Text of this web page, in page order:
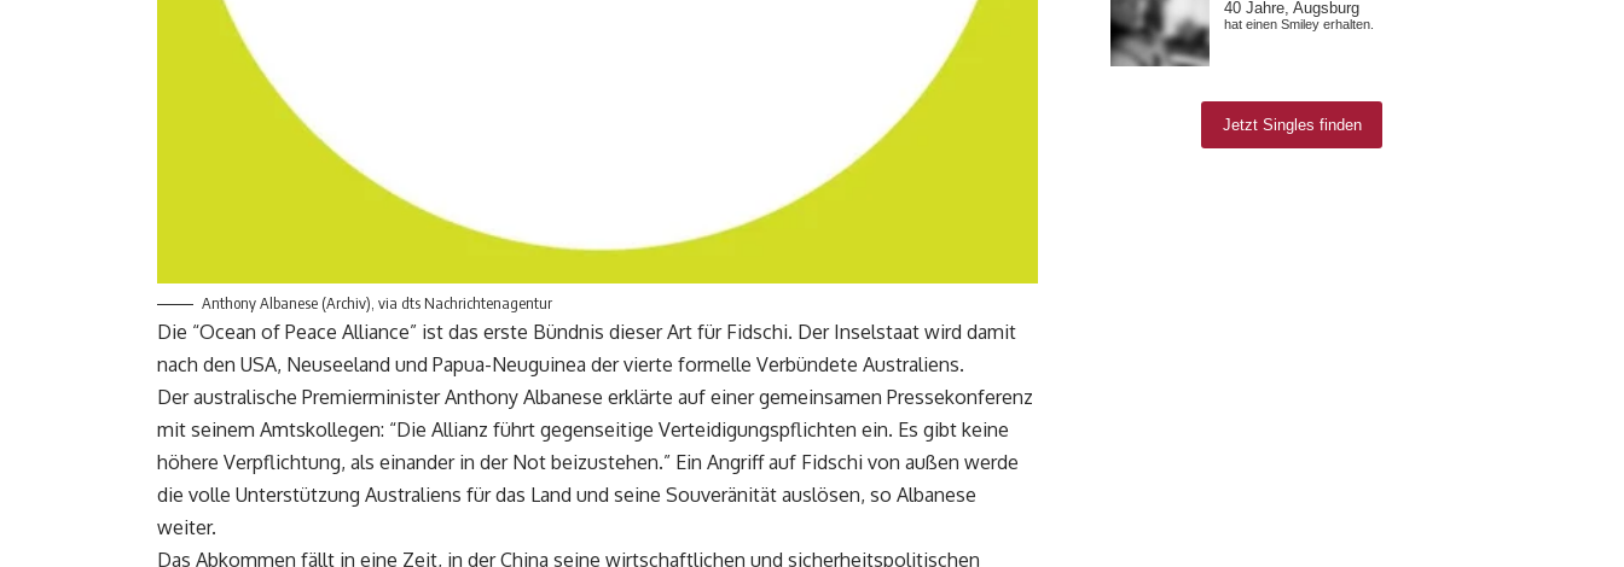
Anthony Albanese (Archiv), via dts Nachrichtenagentur
Die “Ocean of Peace Alliance” ist das erste Bündnis dieser Art für Fidschi. Der Inselstaat wird damit
nach den USA, Neuseeland und Papua-Neuguinea der vierte formelle Verbündete Australiens.
Der australische Premierminister Anthony Albanese erklärte auf einer gemeinsamen Pressekonferenz
mit seinem Amtskollegen: “Die Allianz führt gegenseitige Verteidigungspflichten ein. Es gibt keine
höhere Verpflichtung, als einander in der Not beizustehen.” Ein Angriff auf Fidschi von außen werde
die volle Unterstützung Australiens für das Land und seine Souveränität auslösen, so Albanese
weiter.
Das Abkommen fällt in eine Zeit, in der China seine wirtschaftlichen und sicherheitspolitischen